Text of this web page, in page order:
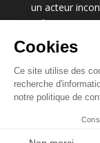
un acteur
prévention.